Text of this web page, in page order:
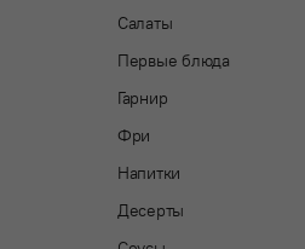
Салаты
Первые блюда
Гарнир
Фри
Напитки
Десерты